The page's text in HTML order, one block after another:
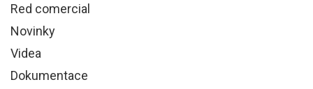
Red comercial
Novinky
Videa
Dokumentace